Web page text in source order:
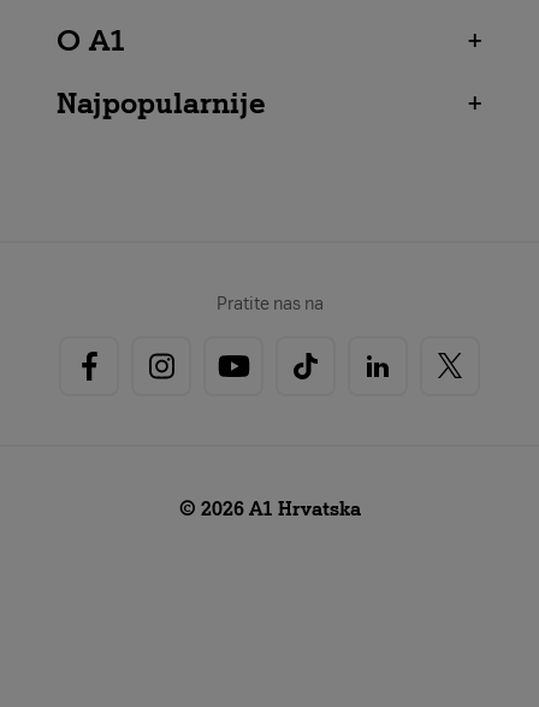
O A1
+
Najpopularnije
+
Pratite nas na
© 2026 A1 Hrvatska